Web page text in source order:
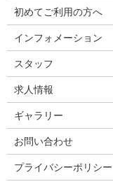
初めてご利用の方へ
インフォメーション
スタッフ
求人情報
ギャラリー
お問い合わせ
プライバシーポリシー